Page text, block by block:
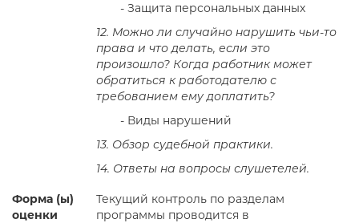
- Защита персональных данных
12. Можно ли случайно нарушить чьи-то
права и что делать, если это
произошло? Когда работник может
обратиться к работодателю с
требованием ему доплатить?
- Виды нарушений
13. Обзор судебной практики.
14. Ответы на вопросы слушетелей.
Форма (ы)
оценки
Текущий контроль по разделам
программы проводится в